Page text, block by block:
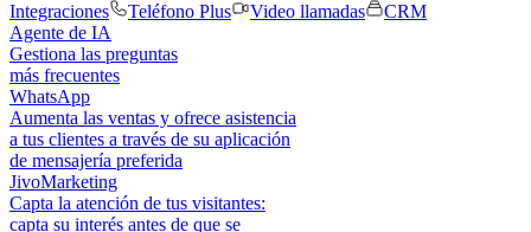
Integraciones
Teléfono Plus Video llamadas
CRM
Agente de IA
Gestiona las preguntas
más frecuentes
WhatsApp
Aumenta las ventas y ofrece asistencia
a tus clientes a través de su aplicación
de mensajería preferida
JivoMarketing
Capta la atención de tus visitantes:
capta su interés antes de que se